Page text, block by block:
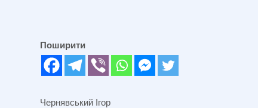
Поширити
Чернявський Ігор